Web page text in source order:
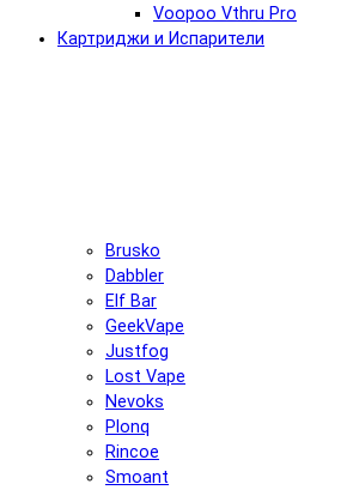
Voopoo Vthru Pro
Картриджи и Испарители
Brusko
Dabbler
Elf Bar
GeekVape
Justfog
Lost Vape
Nevoks
Plonq
Rincoe
Smoant